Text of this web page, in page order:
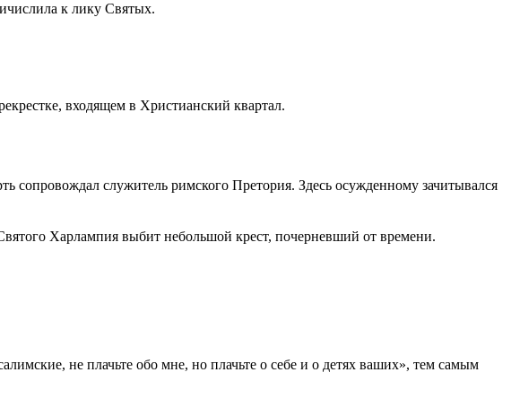
к лику Святых.
входящем в Христианский квартал.
служитель римского Претория. Здесь осужденному зачитывался
Харлампия выбит небольшой крест, почерневший от времени.
не плачьте обо мне, но плачьте о себе и о детях ваших», тем самым